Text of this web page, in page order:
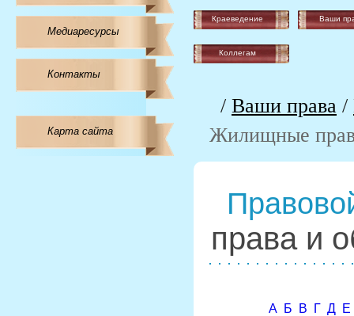
Медиаресурсы
Контакты
Карта сайта
Краеведение Ваши
Коллегам
/ Ваши права /
Жилищные
права и
А Б В Г Д Е